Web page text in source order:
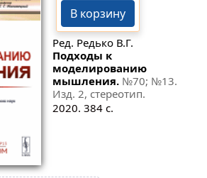
В корзину
Ред. Редько В.Г.
Подходы к
моделированию
мышления. №70; №13.
Изд. 2, стереотип.
2020. 384 с.